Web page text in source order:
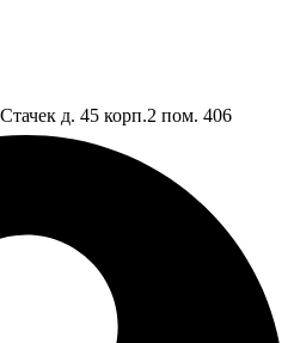
д. 45 корп.2 пом. 406